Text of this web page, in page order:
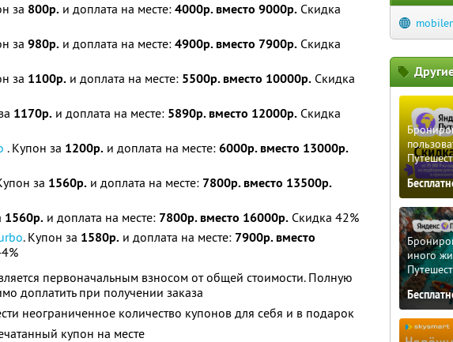
за 800р. и доплата на месте: 4000р. вместо 9000р. Скидка
за 980р. и доплата на месте: 4900р. вместо 7900р. Скидка
за 1100р. и доплата на месте: 5500р. вместо 10000р. Скидка
1170р. и доплата на месте: 5890р. вместо 12000р. Скидка
. Купон за 1200р. и доплата на месте: 6000р. вместо 13000р.
за 1560р. и доплата на месте: 7800р. вместо 13500р.
1560р. и доплата на месте: 7800р. вместо 16000р. Скидка 42%
. Купон за 1580р. и доплата на месте: 7900р. вместо
первоначальным взносом от общей стоимости. Полную
доплатить при получении заказа
неограниченное количество купонов для себя и в подарок
купон на месте
иного